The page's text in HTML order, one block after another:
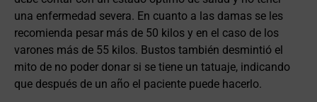
una enfermedad severa. En cuanto a las damas se les
recomienda pesar más de 50 kilos y en el caso de los
varones más de 55 kilos. Bustos también desmintió el
mito de no poder donar si se tiene un tatuaje, indicando
que después de un año el paciente puede hacerlo.